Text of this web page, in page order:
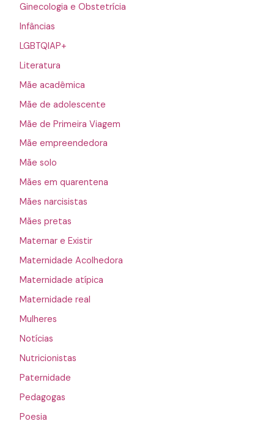
Ginecologia e Obstetrícia
Infâncias
LGBTQIAP+
Literatura
Mãe acadêmica
Mãe de adolescente
Mãe de Primeira Viagem
Mãe empreendedora
Mãe solo
Mães em quarentena
Mães narcisistas
Mães pretas
Maternar e Existir
Maternidade Acolhedora
Maternidade atípica
Maternidade real
Mulheres
Notícias
Nutricionistas
Paternidade
Pedagogas
Poesia